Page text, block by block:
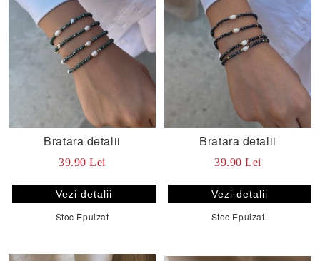
Bratara detalii
39.90 Lei
Vezi detalii
Stoc Epuizat
Bratara detalii
39.90 Lei
Vezi detalii
Stoc Epuizat